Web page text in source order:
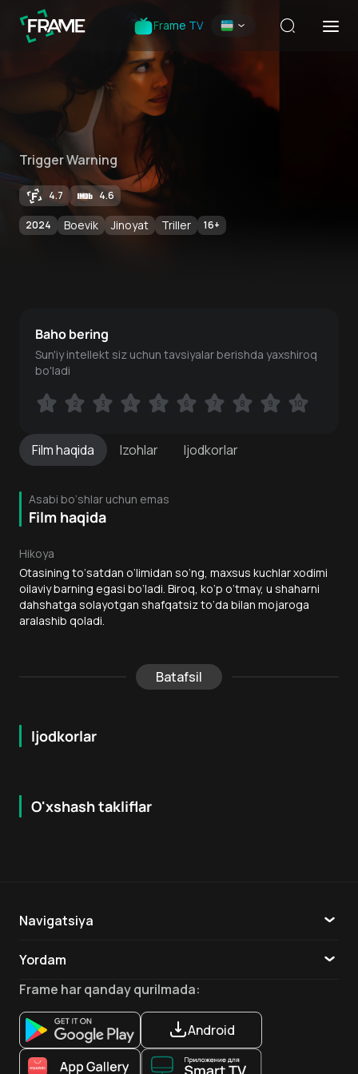
Frame TV
Trigger Warning
4.7 4.6
2024 Boevik Jinoyat Triller 16+
Filmhaqida Izohlar Ijodkorlar
Asabi bo‘shlar uchun emas
Film haqida
Hikoya
Otasining to‘satdan o‘limidan so‘ng, maxsus kuchlar xodimi
oilaviy barning egasi bo‘ladi. Biroq, ko‘p o‘tmay, u shaharni
dahshatga solayotgan shafqatsiz to‘da bilan mojaroga
aralashib qoladi.
Batafsil
Ijodkorlar
Baho bering
Sun'iy intellekt siz uchun tavsiyalar berishda yaxshiroq
bo'ladi
1 2 3 4 5 6 7 8 9 10
1 2 3 4 5 6 7 8 9 10
O'xshash takliflar
16 + 7.9
Navigatsiya
Yordam
Aloqa
Ilovalar
Frame har qanday qurilmada:
Android